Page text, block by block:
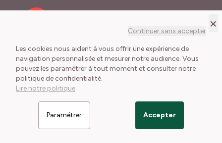
×
Continuer sans accepter
Les cookies nous aident à vous offrir une expérience de
navigation personnalisée et mesurer notre audience. Vous
pouvez les paramétrer à tout moment et consulter notre
politique de confidentialité.
Lire notre politique
Paramétrer Accepter
Filtrer les articles
Palmarès du magazine Capital
Quand commander ?
Délais de livraison
Lexique du jardinier
Nos garanties
Conditions Générales de Vente
Mentions légales
Cookies et collecte des données